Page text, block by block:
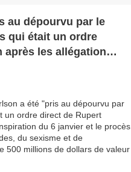
au dépourvu par le
qui était un ordre
après les allégations
et le procès d'un
du sexisme
(Daily Mail)